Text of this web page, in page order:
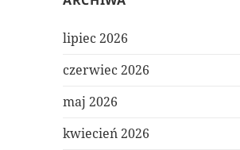
lipiec 2026
czerwiec 2026
maj 2026
kwiecień 2026